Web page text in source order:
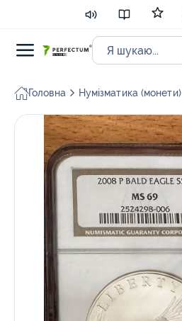
Головна Нумізматика (монети)